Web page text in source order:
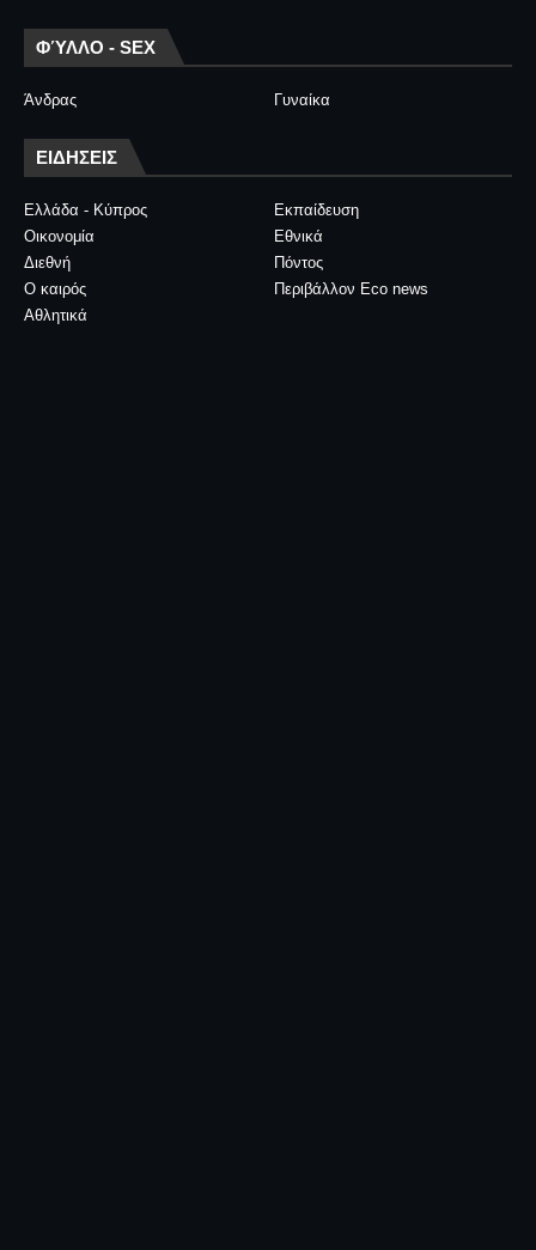
ΦΎΛΛΟ - SEX
Άνδρας Γυναίκα
ΕΙΔΗΣΕΙΣ
Ελλάδα - Κύπρος
Εκπαίδευση
Οικονομία
Εθνικά
Διεθνή
Πόντος
Ο καιρός
Περιβάλλον Eco news
Αθλητικά